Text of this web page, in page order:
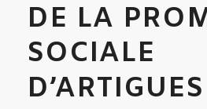
DE LA
SOCIALE
D’ARTIGUES